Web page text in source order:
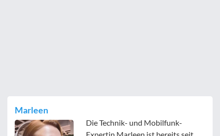
Marleen
Die Technik- und Mobilfunk-